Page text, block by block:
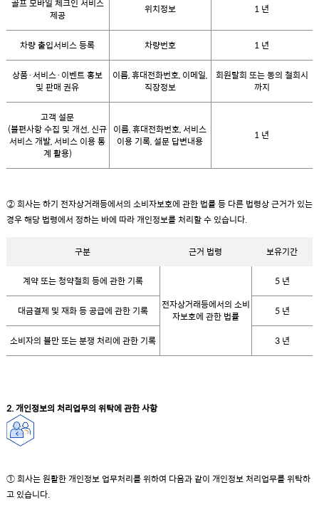
골프 모바일 체크인 서비스
제공
위치정보 1 년
차량 출입서비스 등록 차량번호 1 년
상품·서비스·이벤트 홍보
및 판매 권유
이름, 휴대전화번호, 이메일,
직장정보
회원탈회 또는 동의 철회시
까지
고객 설문
(불편사항 수집 및 개선, 신규
서비스 개발, 서비스 이용 통
계 활용)
이름, 휴대전화번호, 서비스
이용 기록, 설문 답변내용
1 년
② 회사는 하기 전자상거래등에서의 소비자보호에 관한 법률 등 다른 법령상 근거가 있는
경우 해당 법령에서 정하는 바에 따라 개인정보를 처리할 수 있습니다.
구분 근거 법령 보유기간
계약 또는 청약철회 등에 관한 기록
전자상거래등에서의 소비
자보호에 관한 법률
5 년
대금결제 및 재화 등 공급에 관한 기록 5 년
소비자의 불만 또는 분쟁 처리에 관한 기록 3 년
2. 개인정보의 처리업무의 위탁에 관한 사항
① 회사는 원활한 개인정보 업무처리를 위하여 다음과 같이 개인정보 처리업무를 위탁하
고 있습니다.